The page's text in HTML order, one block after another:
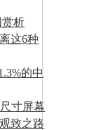
析
这6种
的中
寸屏幕
致之路